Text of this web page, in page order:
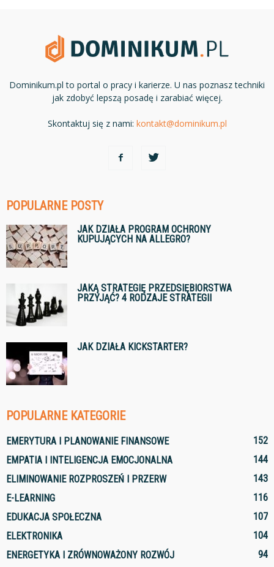
Dominikum.pl to portal o pracy i karierze. U nas poznasz techniki
jak zdobyć lepszą posadę i zarabiać więcej.
Skontaktuj się z nami: kontakt@dominikum.pl
POPULARNE POSTY
JAK DZIAŁA PROGRAM OCHRONY
KUPUJĄCYCH NA ALLEGRO?
JAKĄ STRATEGIĘ PRZEDSIĘBIORSTWA
PRZYJĄĆ? 4 RODZAJE STRATEGII
JAK DZIAŁA KICKSTARTER?
POPULARNE KATEGORIE
EMERYTURA I PLANOWANIE FINANSOWE
152
EMPATIA I INTELIGENCJA EMOCJONALNA
144
ELIMINOWANIE ROZPROSZEŃ I PRZERW
143
E-LEARNING
116
EDUKACJA SPOŁECZNA
107
ELEKTRONIKA
104
ENERGETYKA I ZRÓWNOWAŻONY ROZWÓJ
94